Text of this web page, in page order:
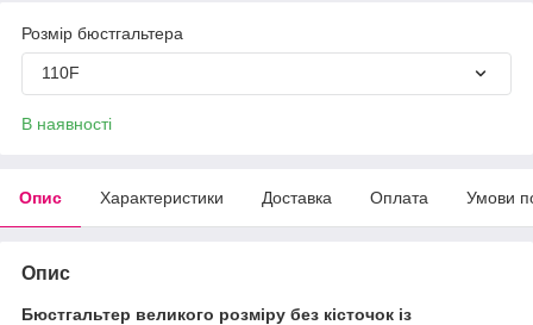
Розмір бюстгальтера
110F
В наявності
Опис Характеристики Доставка Оплата Умови
Опис
Бюстгальтер великого розміру без кісточок із